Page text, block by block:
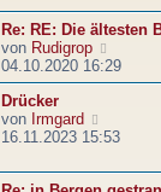
r
a
g
B
e
t
r
s
t
e
r
B
t
a
Re: RE: Die ältesten
von Rudigrop
e
u
t
r
04.10.2020 16:29
Drücker
von Irmgard
e
e
16.11.2023 15:53